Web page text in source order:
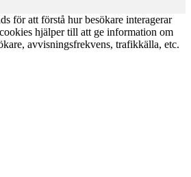
för att förstå hur besökare interagerar
hjälper till att ge information om
avvisningsfrekvens, trafikkälla, etc.